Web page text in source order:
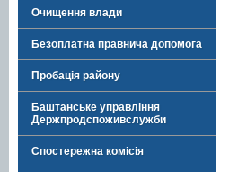
Очищення влади
Безоплатна правнича допомога
Пробація району
Баштанське управління
Держпродспоживслужби
Спостережна комісія